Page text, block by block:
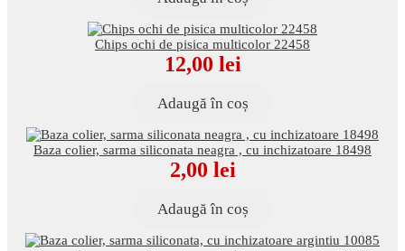
Chips ochi de pisica multicolor 22458
12,00 lei
Adaugă în coș
Baza colier, sarma siliconata neagra , cu inchizatoare 18498
2,00 lei
Adaugă în coș